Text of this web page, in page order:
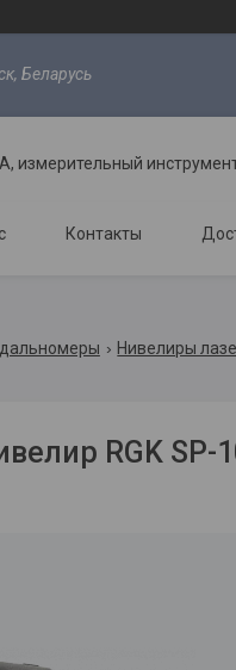
Беларусь
Контакты
Нивелиры
RGK SP-